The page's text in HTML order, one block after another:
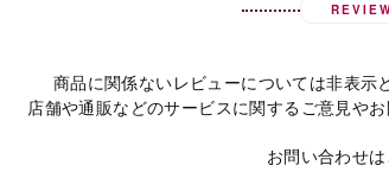
商品に関係ないレビューについては非表示
店舗や通販などのサービスに関するご意見や
お問い合わせ